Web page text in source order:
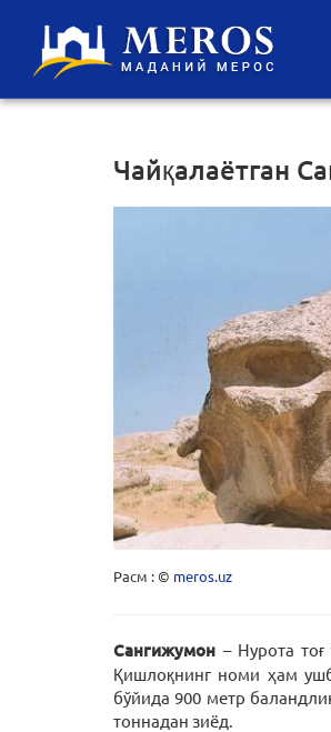
Чайқалаётган
Расм : © meros.uz
Сангижумон – Нурота
Қишлоқнинг номи ҳам
бўйида 900 метр
тоннадан зиёд.